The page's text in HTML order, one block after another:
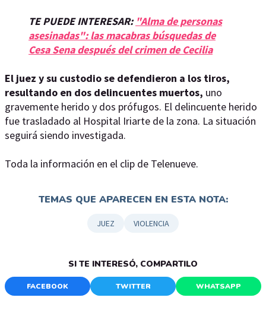
TE PUEDE INTERESAR: "Alma de personas
asesinadas": las macabras búsquedas de
Cesa Sena después del crimen de Cecilia
El juez y su custodio se defendieron a los tiros,
resultando en dos delincuentes muertos, uno
gravemente herido y dos prófugos. El delincuente herido
fue trasladado al Hospital Iriarte de la zona. La situación
seguirá siendo investigada.
Toda la información en el clip de Telenueve.
TEMAS QUE APARECEN EN ESTA NOTA:
JUEZ VIOLENCIA
SI TE INTERESÓ, COMPARTILO
FACEBOOK TWITTER WHATSAPP